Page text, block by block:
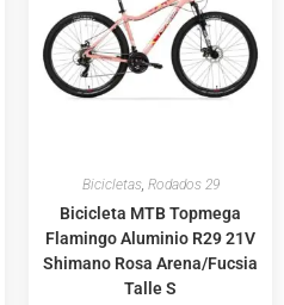
Bicicletas, Rodados 29
Bicicleta MTB Topmega
Flamingo Aluminio R29 21V
Shimano Rosa Arena/Fucsia
Talle S